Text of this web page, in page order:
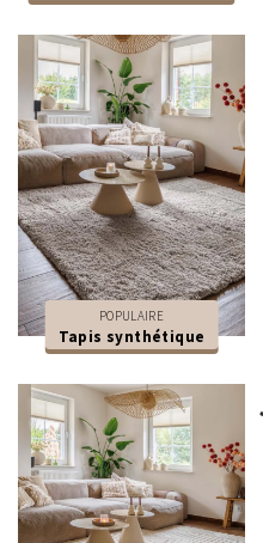
POPULAIRE
Tapis synthétique